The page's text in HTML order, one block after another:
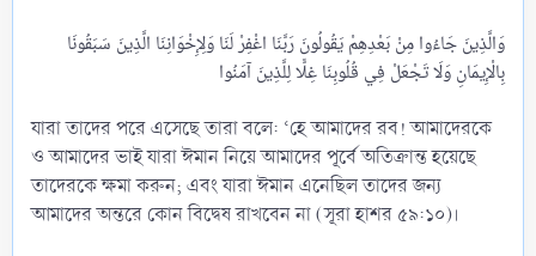
وَالَّذِينَ جَاءُوا مِنْ بَعْدِهِمْ يَقُولُونَ رَبَّنَا اغْفِرْ لَنَا وَلِإِخْوَانِنَا الَّذِينَ سَبَقُونَا
যারা তাদের পরে এসেছে তারা বলে: ‘হে আমাদের রব! আমাদেরকে
ও আমাদের ভাই যারা ঈমান নিয়ে আমাদের পূর্বে অতিক্রান্ত হয়েছে
তাদেরকে ক্ষমা করুন; এবং যারা ঈমান এনেছিল তাদের জন্য
আমাদের অন্তরে কোন বিদ্বেষ রাখবেন না (সূরা হাশর ৫৯:১০)।